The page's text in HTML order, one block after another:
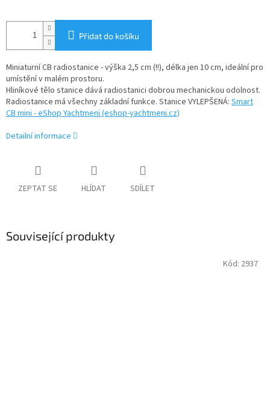
Přidat do košíku
Miniaturní CB radiostanice - výška 2,5 cm (!!), délka jen 10 cm, ideální pro
umístění v malém prostoru.
Hliníkové tělo stanice dává radiostanici dobrou mechanickou odolnost.
Radiostanice má všechny základní funkce. Stanice VYLEPŠENÁ: Smart
CB mini - eShop Yachtmeni (eshop-yachtmeni.cz)
Detailní informace
ZEPTAT SE HLÍDAT SDÍLET
Související produkty
Kód: 2937